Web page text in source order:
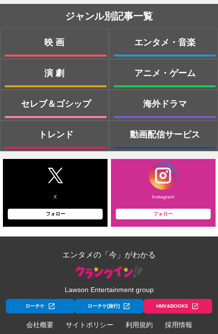
ジャンル別記事一覧
映画
演劇
セレブ＆ゴシップ
トレンド
エンタメ・音楽
アニメ・ゲーム
海外ドラマ
動画配信サービス
X
フォロー
Instagram
フォロー
エンタメの「今」がわかる
Lawson Entertainment group
ローチケ ローチケ[旅行] HMV&BOOKS
会社概要 サイトポリシー 利用規約 採用情報